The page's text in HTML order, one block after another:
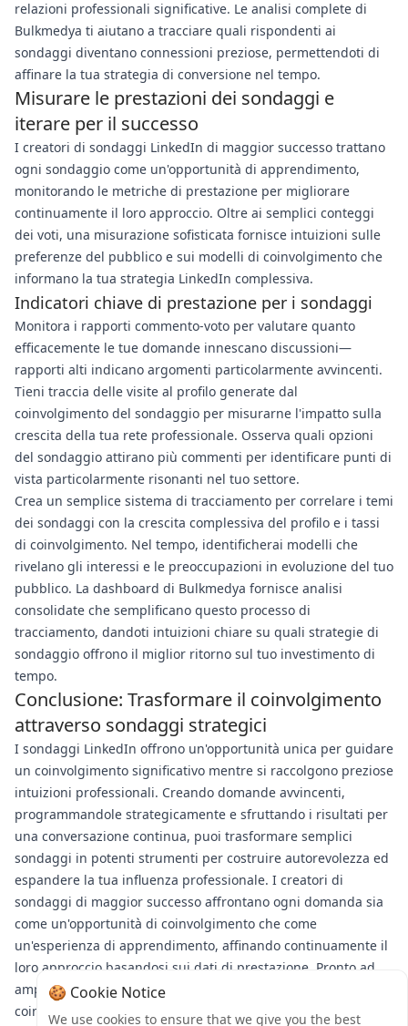
relazioni professionali significative. Le analisi complete di
Bulkmedya ti aiutano a tracciare quali rispondenti ai
sondaggi diventano connessioni preziose, permettendoti di
affinare la tua strategia di conversione nel tempo.
Misurare le prestazioni dei sondaggi e
iterare per il successo
I creatori di sondaggi LinkedIn di maggior successo trattano
ogni sondaggio come un'opportunità di apprendimento,
monitorando le metriche di prestazione per migliorare
continuamente il loro approccio. Oltre ai semplici conteggi
dei voti, una misurazione sofisticata fornisce intuizioni sulle
preferenze del pubblico e sui modelli di coinvolgimento che
informano la tua strategia LinkedIn complessiva.
Indicatori chiave di prestazione per i sondaggi
Monitora i rapporti commento-voto per valutare quanto
efficacemente le tue domande innescano discussioni—
rapporti alti indicano argomenti particolarmente avvincenti.
Tieni traccia delle visite al profilo generate dal
coinvolgimento del sondaggio per misurarne l'impatto sulla
crescita della tua rete professionale. Osserva quali opzioni
del sondaggio attirano più commenti per identificare punti di
vista particolarmente risonanti nel tuo settore.
Crea un semplice sistema di tracciamento per correlare i temi
dei sondaggi con la crescita complessiva del profilo e i tassi
di coinvolgimento. Nel tempo, identificherai modelli che
rivelano gli interessi e le preoccupazioni in evoluzione del tuo
pubblico. La dashboard di Bulkmedya fornisce analisi
consolidate che semplificano questo processo di
tracciamento, dandoti intuizioni chiare su quali strategie di
sondaggio offrono il miglior ritorno sul tuo investimento di
tempo.
Conclusione: Trasformare il coinvolgimento
attraverso sondaggi strategici
I sondaggi LinkedIn offrono un'opportunità unica per guidare
un coinvolgimento significativo mentre si raccolgono preziose
intuizioni professionali. Creando domande avvincenti,
programmandole strategicamente e sfruttando i risultati per
una conversazione continua, puoi trasformare semplici
sondaggi in potenti strumenti per costruire autorevolezza ed
espandere la tua influenza professionale. I creatori di
sondaggi di maggior successo affrontano ogni domanda sia
come un'opportunità di coinvolgimento che come
un'esperienza di apprendimento, affinando continuamente il
loro approccio basandosi sui dati di prestazione. Pronto ad
amplificare la tua presenza LinkedIn? Esplora le soluzioni di
coinvolgimento mirato di Bulkmedya per assicurarti che i tuoi
🍪 Cookie Notice
We use cookies to ensure that we give you the best